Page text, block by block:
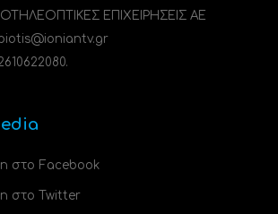
ΕΠΙΧΕΙΡΗΣΕΙΣ ΑΕ
στο Facebook
στο Twitter